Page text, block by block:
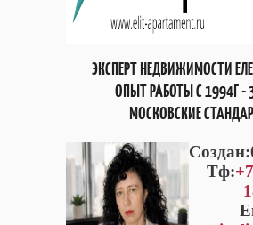
ЭКСПЕРТ НЕДВИЖИМОСТИ
ОПЫТ РАБОТЫ С 1994Г -
МОСКОВСКИЕ
Тф: